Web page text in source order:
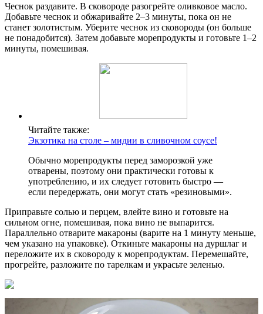
Чеснок раздавите. В сковороде разогрейте оливковое масло.
Добавьте чеснок и обжаривайте 2–3 минуты, пока он не
станет золотистым. Уберите чеснок из сковороды (он больше
не понадобится). Затем добавьте морепродукты и готовьте 1–2
минуты, помешивая.
Читайте также:
Экзотика на столе – мидии в сливочном соусе!
Обычно морепродукты перед заморозкой уже
отварены, поэтому они практически готовы к
употреблению, и их следует готовить быстро —
если передержать, они могут стать «резиновыми».
Приправьте солью и перцем, влейте вино и готовьте на
сильном огне, помешивая, пока вино не выпарится.
Параллельно отварите макароны (варите на 1 минуту меньше,
чем указано на упаковке). Откиньте макароны на дуршлаг и
переложите их в сковороду к морепродуктам. Перемешайте,
прогрейте, разложите по тарелкам и украсьте зеленью.